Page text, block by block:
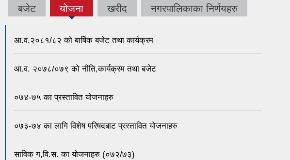
बजेट योजना
(active
खरीद नगरपालिकाका निर्णयहरु
आ.व.२०८१/८२ को बार्षिक बजेट तथा कार्यक्रम
आ.व. २०७८/०७९ को नीति,कार्यक्रम तथा बजेट
०७४-७५ का प्रस्तावित योजनाहरु
०७३-७४ का लागि विशेष परिषदबाट प्रस्तावित योजनाहरु
साविक ग,वि.स. का योजनाहरु (०७२/७३)